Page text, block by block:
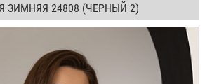
ЗИМНЯЯ 24808 (ЧЕРНЫЙ 2)